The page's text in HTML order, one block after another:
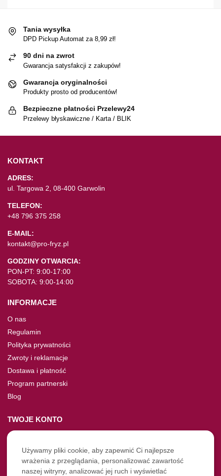
Tania wysyłka
DPD Pickup Automat za 8,99 zł!
90 dni na zwrot
Gwarancja satysfakcji z zakupów!
Gwarancja oryginalności
Produkty prosto od producentów!
Bezpieczne płatności Przelewy24
Przelewy błyskawiczne / Karta / BLIK
KONTAKT
ADRES:
ul. Targowa 2, 08-400 Garwolin
TELEFON:
+48 796 375 258
E-MAIL:
kontakt@pro-fryz.pl
GODZINY OTWARCIA:
PON-PT: 9:00-17:00
SOBOTA: 9:00-14:00
INFORMACJE
O nas
Regulamin
Polityka prywatności
Zwroty i reklamacje
Dostawa i płatność
Program partnerski
Blog
TWOJE KONTO
Moje konto
Nie pamiętasz hasła?
Twoje zamówienia
Używamy pliki cookie, aby zapewnić Ci najlepsze
wrażenia z przeglądania, personalizować zawartość
naszej witryny, analizować jej ruch i wyświetlać